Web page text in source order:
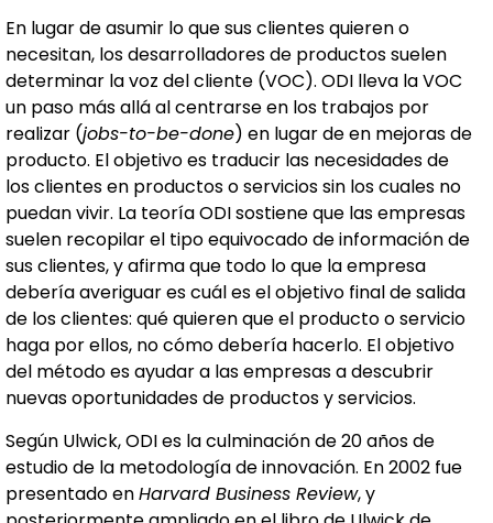
En lugar de asumir lo que sus clientes quieren o
necesitan, los desarrolladores de productos suelen
determinar la voz del cliente (VOC). ODI lleva la VOC
un paso más allá al centrarse en los trabajos por
realizar (jobs-to-be-done) en lugar de en mejoras de
producto. El objetivo es traducir las necesidades de
los clientes en productos o servicios sin los cuales no
puedan vivir. La teoría ODI sostiene que las empresas
suelen recopilar el tipo equivocado de información de
sus clientes, y afirma que todo lo que la empresa
debería averiguar es cuál es el objetivo final de salida
de los clientes: qué quieren que el producto o servicio
haga por ellos, no cómo debería hacerlo. El objetivo
del método es ayudar a las empresas a descubrir
nuevas oportunidades de productos y servicios.
Según Ulwick, ODI es la culminación de 20 años de
estudio de la metodología de innovación. En 2002 fue
presentado enHarvard Business Review, y